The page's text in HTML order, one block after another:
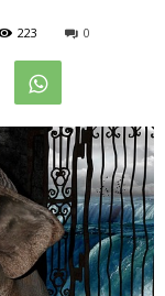
223 0